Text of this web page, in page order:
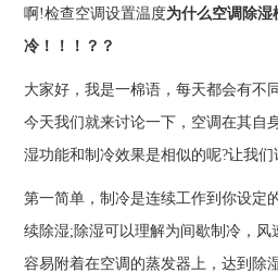
啊!检查空调设置温度为什么空调除
冷！！！？？
大家好，我是一棉语，每天都会有不
今天我们就来讨论一下，空调在其自
湿功能和制冷效果是相似的呢?让我们
第一简单，制冷是连续工作到你设定
续除湿;除湿可以理解为间歇制冷，风
容易附着在空调的蒸发器上，达到除